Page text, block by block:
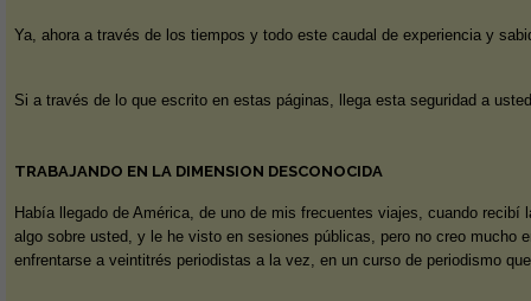
Ya, ahora a través de los tiempos y todo este caudal de experiencia y
Si a través de lo que escrito en estas páginas, llega esta seguridad a
TRABAJANDO EN LA DIMENSION DESCONOCIDA
Había llegado de América, de uno de mis frecuentes viajes, cuando
algo sobre usted, y le he visto en sesiones públicas, pero no creo mucho
enfrentarse a veintitrés periodistas a la vez, en un curso de periodismo